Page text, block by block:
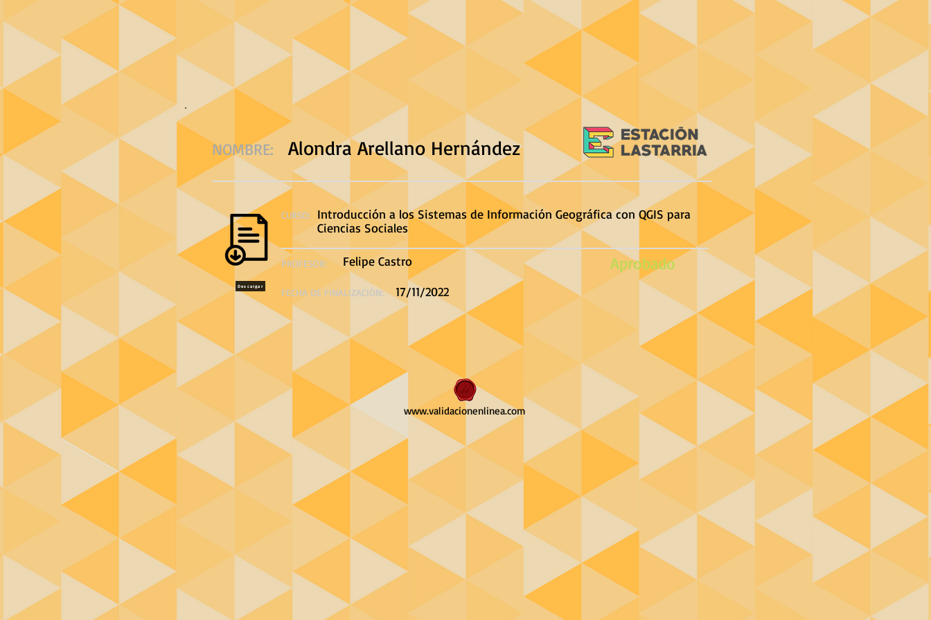
NOMBRE: Alondra Arellano Hernández
CURSO:
Introducción a los Sistemas de Información Geográfica con QGIS para
Ciencias Sociales
PROFESOR: Felipe Castro Aprobado
Descargar
FECHA DE FINALIZACIÓN: 17/11/2022
www.validacionenlinea.com